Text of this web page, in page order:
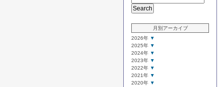
月別アーカイブ
2026年 ▼
2025年 ▼
2024年 ▼
2023年 ▼
2022年 ▼
2021年 ▼
2020年 ▼